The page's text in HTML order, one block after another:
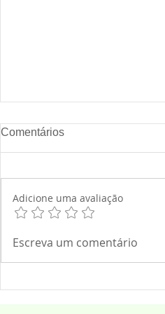
Legislativo aprova proposta
Comentários
Adicione uma avaliação
Escreva um comentário